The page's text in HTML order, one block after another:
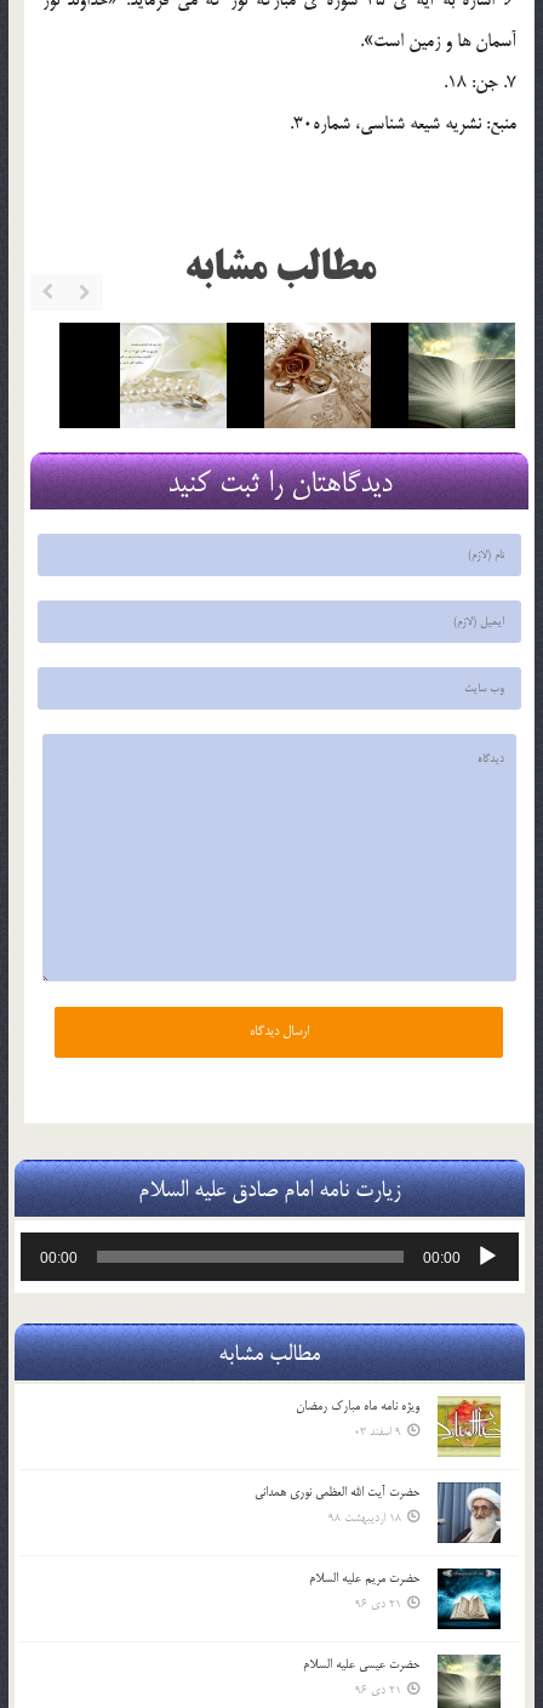
آسمان ها و زمین است».
7. جن: 18.
منبع: نشریه شیعه شناسی، شماره30.
مطالب مشابه
دیدگاهتان را ثبت کنید
زیارت نامه امام صادق علیه السلام
پخش‌کننده
00:00
00:00
مطالب مشابه
ویژه نامه ماه مبارک رمضان
9 اسفند 03
حضرت آیت الله العظمی نوری همدانی
18 اردیبهشت 98
حضرت مریم علیه السلام
21 دی 96
حضرت عیسی علیه السلام
21 دی 96